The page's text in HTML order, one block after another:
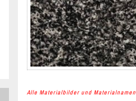
Alle Materialbilder und